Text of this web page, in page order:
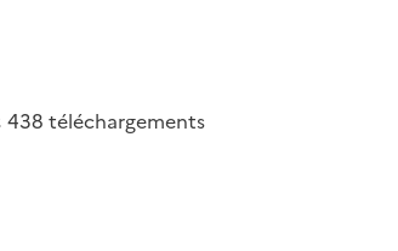
438 téléchargements